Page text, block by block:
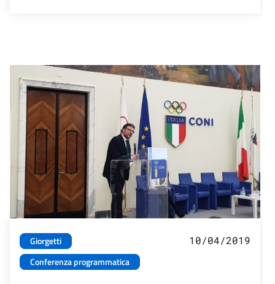
Giorgetti
Conferenza programmatica
10/04/2019